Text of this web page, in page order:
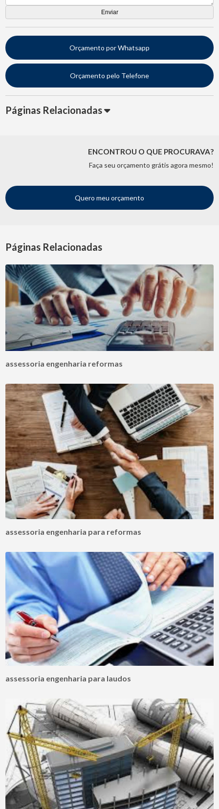
Orçamento por Whatsapp
Orçamento pelo Telefone
Páginas Relacionadas
ENCONTROU O QUE PROCURAVA?
Faça seu orçamento grátis agora mesmo!
Quero meu orçamento
Páginas Relacionadas
assessoria engenharia reformas
assessoria engenharia para reformas
assessoria engenharia para laudos